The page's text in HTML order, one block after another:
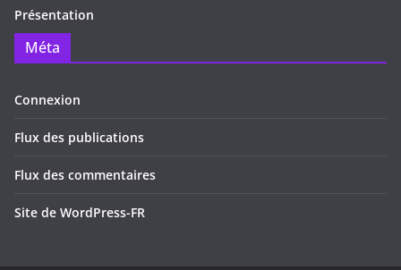
Présentation
Méta
Connexion
Flux des publications
Flux des commentaires
Site de WordPress-FR